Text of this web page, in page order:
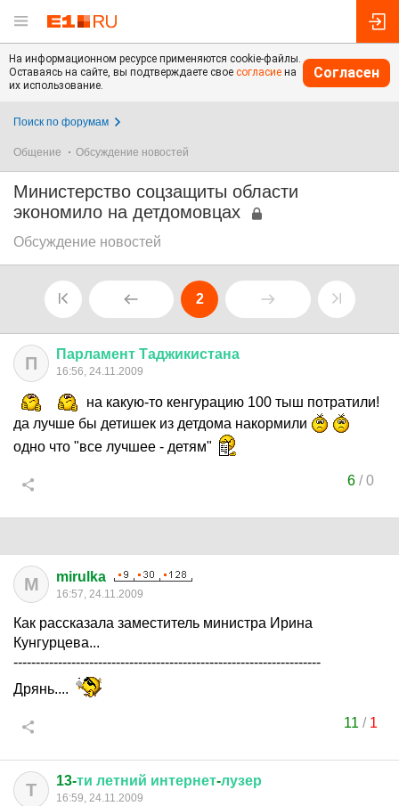
На информационном ресурсе применяются cookie-файлы.
Оставаясь на сайте, вы подтверждаете свое согласие на
их использование.
Согласен
Поиск по форумам
Общение Обсуждение новостей
Министерство соцзащиты области
экономило на детдомовцах
Обсуждение новостей
2
П Парламент Таджикистана
16:56, 24.11.2009
на какую-то кенгурацию 100 тыш потратили!
да лучше бы детишек из детдома накормили
одно что "все лучшее - детям"
6/0
M mirulka
16:57, 24.11.2009
Как рассказала заместитель министра Ирина
Кунгурцева...
---------------------------------------------------------------------
Дрянь....
11 / 1
Т 13-ти летний интернет-лузер
16:59, 24.11.2009